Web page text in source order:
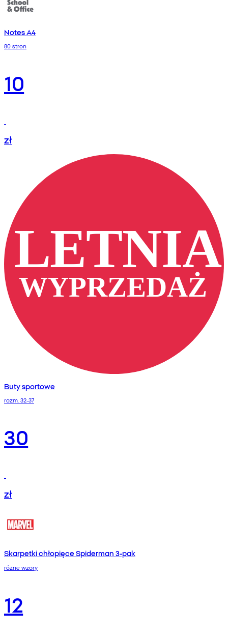
Notes A4
80 stron
10
zł
Buty sportowe
rozm. 32-37
30
zł
Skarpetki chłopięce Spiderman 3-pak
różne wzory
12